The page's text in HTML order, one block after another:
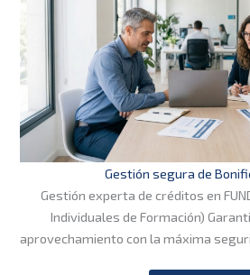
Gestión segura de
Gestión experta de créditos en
Individuales de Formación)
aprovechamiento con la máxima